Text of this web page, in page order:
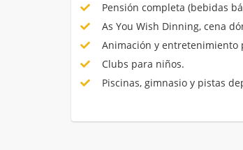
Pensión completa (bebidas
As You Wish Dinning, cena
Animación y entretenimiento
Clubs para niños.
Piscinas, gimnasio y pistas